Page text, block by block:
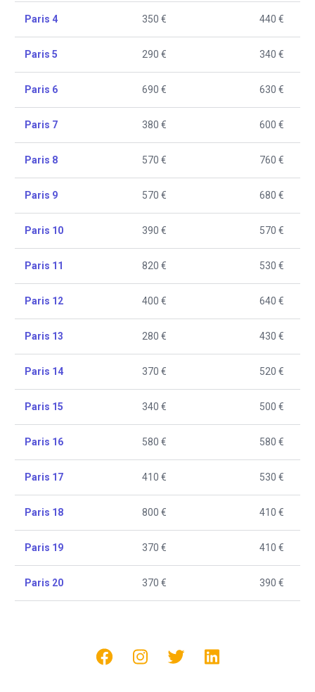
Paris 4 350 € 440 €
Paris 5 290 € 340 €
Paris 6 690 € 630 €
Paris 7 380 € 600 €
Paris 8 570 € 760 €
Paris 9 570 € 680 €
Paris 10 390 € 570 €
Paris 11 820 € 530 €
Paris 12 400 € 640 €
Paris 13 280 € 430 €
Paris 14 370 € 520 €
Paris 15 340 € 500 €
Paris 16 580 € 580 €
Paris 17 410 € 530 €
Paris 18 800 € 410 €
Paris 19 370 € 410 €
Paris 20 370 € 390 €